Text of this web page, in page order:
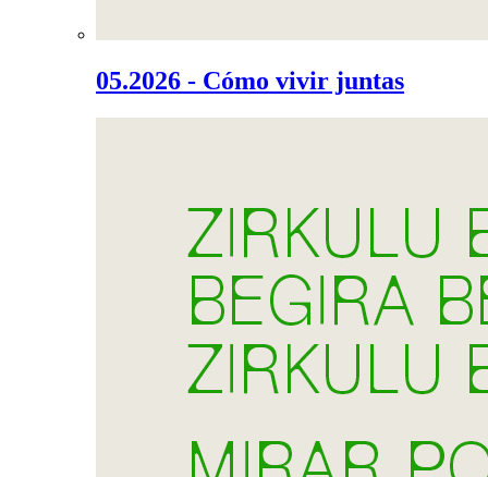
05.2026 - Cómo vivir juntas